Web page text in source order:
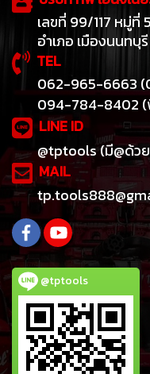
เลขที่ 99/117 หมู่ที่
อำเภอ เมืองนนทบุรี
TEL
062-965-6663
094-784-8402 (
LINE ID
@tptools (มี@ด้ว
MAIL
@tptools